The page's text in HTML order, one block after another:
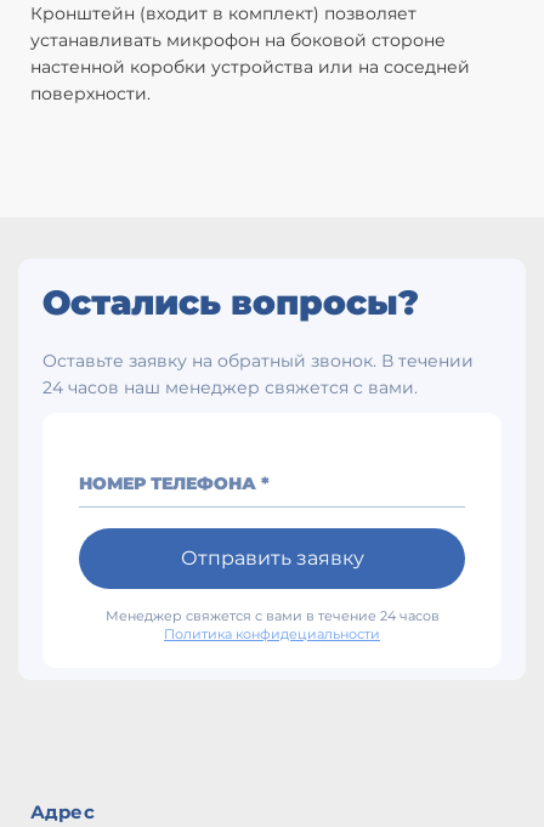
Кронштейн (входит в комплект) позволяет
устанавливать микрофон на боковой стороне
настенной коробки устройства или на соседней
поверхности.
Остались вопросы?
Оставьте заявку на обратный звонок. В течении
24 часов наш менеджер свяжется с вами.
НОМЕР ТЕЛЕФОНА *
Отправить заявку
Менеджер свяжется с вами в течение 24 часов
Политика конфидециальности
Адрес